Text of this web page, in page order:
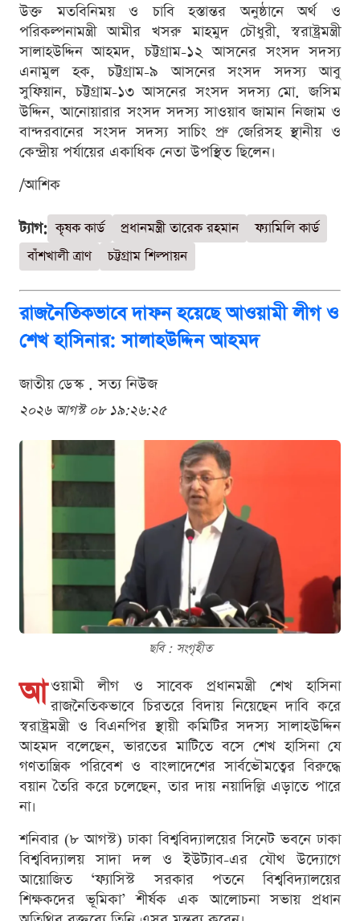
উক্ত মতবিনিময় ও চাবি হস্তান্তর অনুষ্ঠানে অর্থ ও
পরিকল্পনামন্ত্রী আমীর খসরু মাহমুদ চৌধুরী, স্বরাষ্ট্রমন্ত্রী
সালাহউদ্দিন আহমদ, চট্টগ্রাম-১২ আসনের সংসদ সদস্য
এনামুল হক, চট্টগ্রাম-৯ আসনের সংসদ সদস্য আবু
সুফিয়ান, চট্টগ্রাম-১৩ আসনের সংসদ সদস্য মো. জসিম
উদ্দিন, আনোয়ারার সংসদ সদস্য সাওয়াব জামান নিজাম ও
বান্দরবানের সংসদ সদস্য সাচিং প্রু জেরিসহ স্থানীয় ও
কেন্দ্রীয় পর্যায়ের একাধিক নেতা উপস্থিত ছিলেন।
/আশিক
ট্যাগ: কৃষক কার্ড প্রধানমন্ত্রী তারেক রহমান
ফ্যামিলি কার্ড
বাঁশখালী ত্রাণ
চট্টগ্রাম শিল্পায়ন
রাজনৈতিকভাবে দাফন হয়েছে আওয়ামী লীগ ও
শেখ হাসিনার: সালাহউদ্দিন আহমদ
জাতীয় ডেস্ক . সত্য নিউজ
২০২৬ আগস্ট ০৮ ১৯:২৬:২৫
ছবি : সংগৃহীত
আ ওয়ামী লীগ ও সাবেক প্রধানমন্ত্রী শেখ হাসিনা
রাজনৈতিকভাবে চিরতরে বিদায় নিয়েছেন দাবি করে
স্বরাষ্ট্রমন্ত্রী ও বিএনপির স্থায়ী কমিটির সদস্য সালাহউদ্দিন
আহমদ বলেছেন, ভারতের মাটিতে বসে শেখ হাসিনা যে
গণতান্ত্রিক পরিবেশ ও বাংলাদেশের সার্বভৌমত্বের বিরুদ্ধে
বয়ান তৈরি করে চলেছেন, তার দায় নয়াদিল্লি এড়াতে পারে
না।
শনিবার (৮ আগস্ট) ঢাকা বিশ্ববিদ্যালয়ের সিনেট ভবনে ঢাকা
বিশ্ববিদ্যালয় সাদা দল ও ইউট্যাব-এর যৌথ উদ্যোগে
আয়োজিত ‘ফ্যাসিস্ট সরকার পতনে বিশ্ববিদ্যালয়ের
শিক্ষকদের ভূমিকা’ শীর্ষক এক আলোচনা সভায় প্রধান